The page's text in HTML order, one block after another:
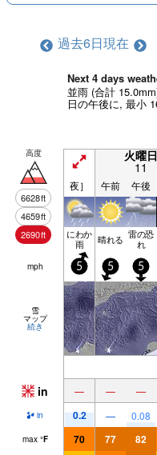
過去6日現在
Next 4 days
並雨 (合計
日の午後に, 最小
高度
6628ft
4659ft
2690ft
火曜日
11
夜］ 午前 午後
にわか
雨 晴れる 雷の恐
れ
mph 5 5 5
雪
マップ
続き
in — — —
in 0.2 — 0.08
max °F 70 77 82